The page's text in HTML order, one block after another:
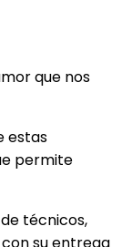
que nos
estas
permite
técnicos,
su entrega